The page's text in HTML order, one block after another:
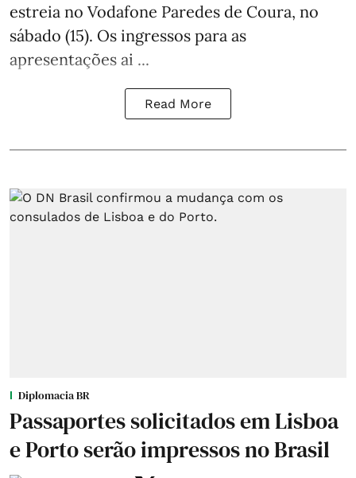
estreia no Vodafone Paredes de Coura, no
sábado (15). Os ingressos para as
apresentações ai ...
Read More
Diplomacia BR
Passaportes solicitados em Lisboa
e Porto serão impressos no Brasil